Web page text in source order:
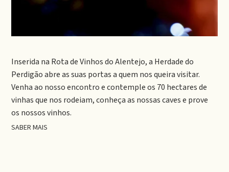
Inserida na Rota de Vinhos do Alentejo, a Herdade do
Perdigão abre as suas portas a quem nos queira visitar.
Venha ao nosso encontro e contemple os 70 hectares de
vinhas que nos rodeiam, conheça as nossas caves e prove